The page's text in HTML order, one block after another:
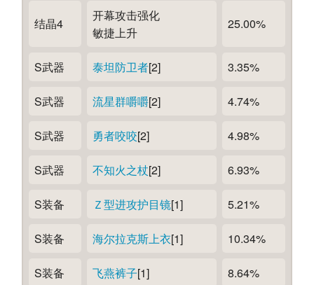
结晶4
开幕攻击强化
敏捷上升
25.00%
S武器 泰坦防卫者[2] 3.35%
S武器 流星群嚼嚼[2] 4.74%
S武器 勇者咬咬[2] 4.98%
S武器 不知火之杖[2] 6.93%
S装备 Ｚ型进攻护目镜[1] 5.21%
S装备 海尔拉克斯上衣[1] 10.34%
S装备 飞燕裤子[1] 8.64%